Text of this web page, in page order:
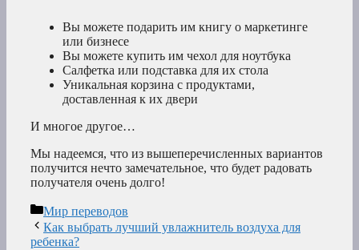
Вы можете подарить им книгу о маркетинге
или бизнесе
Вы можете купить им чехол для ноутбука
Салфетка или подставка для их стола
Уникальная корзина с продуктами,
доставленная к их двери
И многое другое…
Мы надеемся, что из вышеперечисленных вариантов
получится нечто замечательное, что будет радовать
получателя очень долго!
Рубрики
Мир переводов
Как выбрать лучший увлажнитель воздуха для
ребенка?